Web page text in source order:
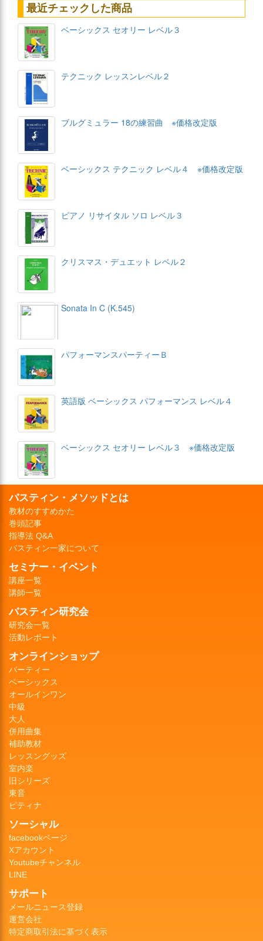
最近チェックした商品
ベーシックス セオリー レベル３
テクニック レッスンレベル２
ブルグミュラー 18の練習曲 ※価格改定版
ベーシックス テクニック レベル４ ※価格改定版
ピアノ リサイタル ソロ レベル３
クリスマス・デュエット レベル２
Sonata In C (K.545)
パフォーマンスパーティーＢ
英語版 ベーシックス パフォーマンス レベル４
ベーシックス セオリー レベル３ ※価格改定版
バスティン・メソッドとは
教材のすすめかた
巻頭記事
指導法 Q&A
バスティン一家について
セミナー・イベント
講座一覧
講師一覧
バスティン研究会
研究会一覧
活動レポート
オンラインショップ
パーティー
ベーシックス
オールインワン
中級
大人
併用曲集
補助教材
レッスングッズ
室内楽
旧シリーズ
東音
ピティナ
ソーシャル
facebookページ
Xアカウント
Youtubeチャンネル
LINE
サポート
メールニュース登録
運営会社
特定商取引法に基づく表示